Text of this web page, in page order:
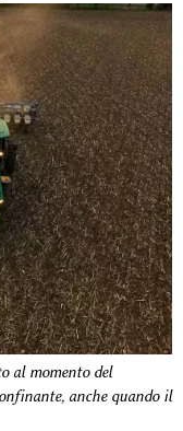
al momento del
anche quando il